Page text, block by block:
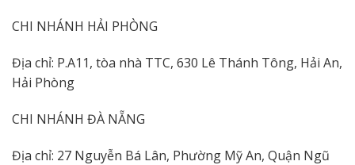
CHI NHÁNH HẢI PHÒNG
Địa chỉ: P.A11, tòa nhà TTC, 630 Lê Thánh Tông, Hải An,
Hải Phòng
CHI NHÁNH ĐÀ NẴNG
Địa chỉ: 27 Nguyễn Bá Lân, Phường Mỹ An, Quận Ngũ